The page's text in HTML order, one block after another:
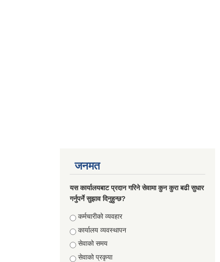
जनमत
यस कार्यालयबाट प्रदान गरिने सेवामा कुन कुरा बढी सुधार
गर्नुपर्ने सुझाव दिनुहुन्छ?
Choices
कर्मचारीको व्यवहार
कार्यालय व्यवस्थापन
सेवाको समय
सेवाको प्रकृया